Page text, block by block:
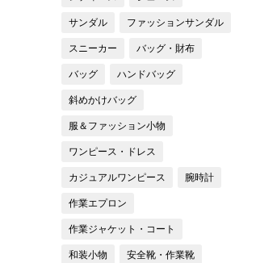
サンダル ファッションサンダル
スニーカー バッグ・財布
バッグ ハンドバッグ
斜めかけバッグ
服＆ファッション小物
ワンピース・ドレス
カジュアルワンピース 腕時計
作業エプロン
作業ジャケット・コート
和装小物 安全靴・作業靴